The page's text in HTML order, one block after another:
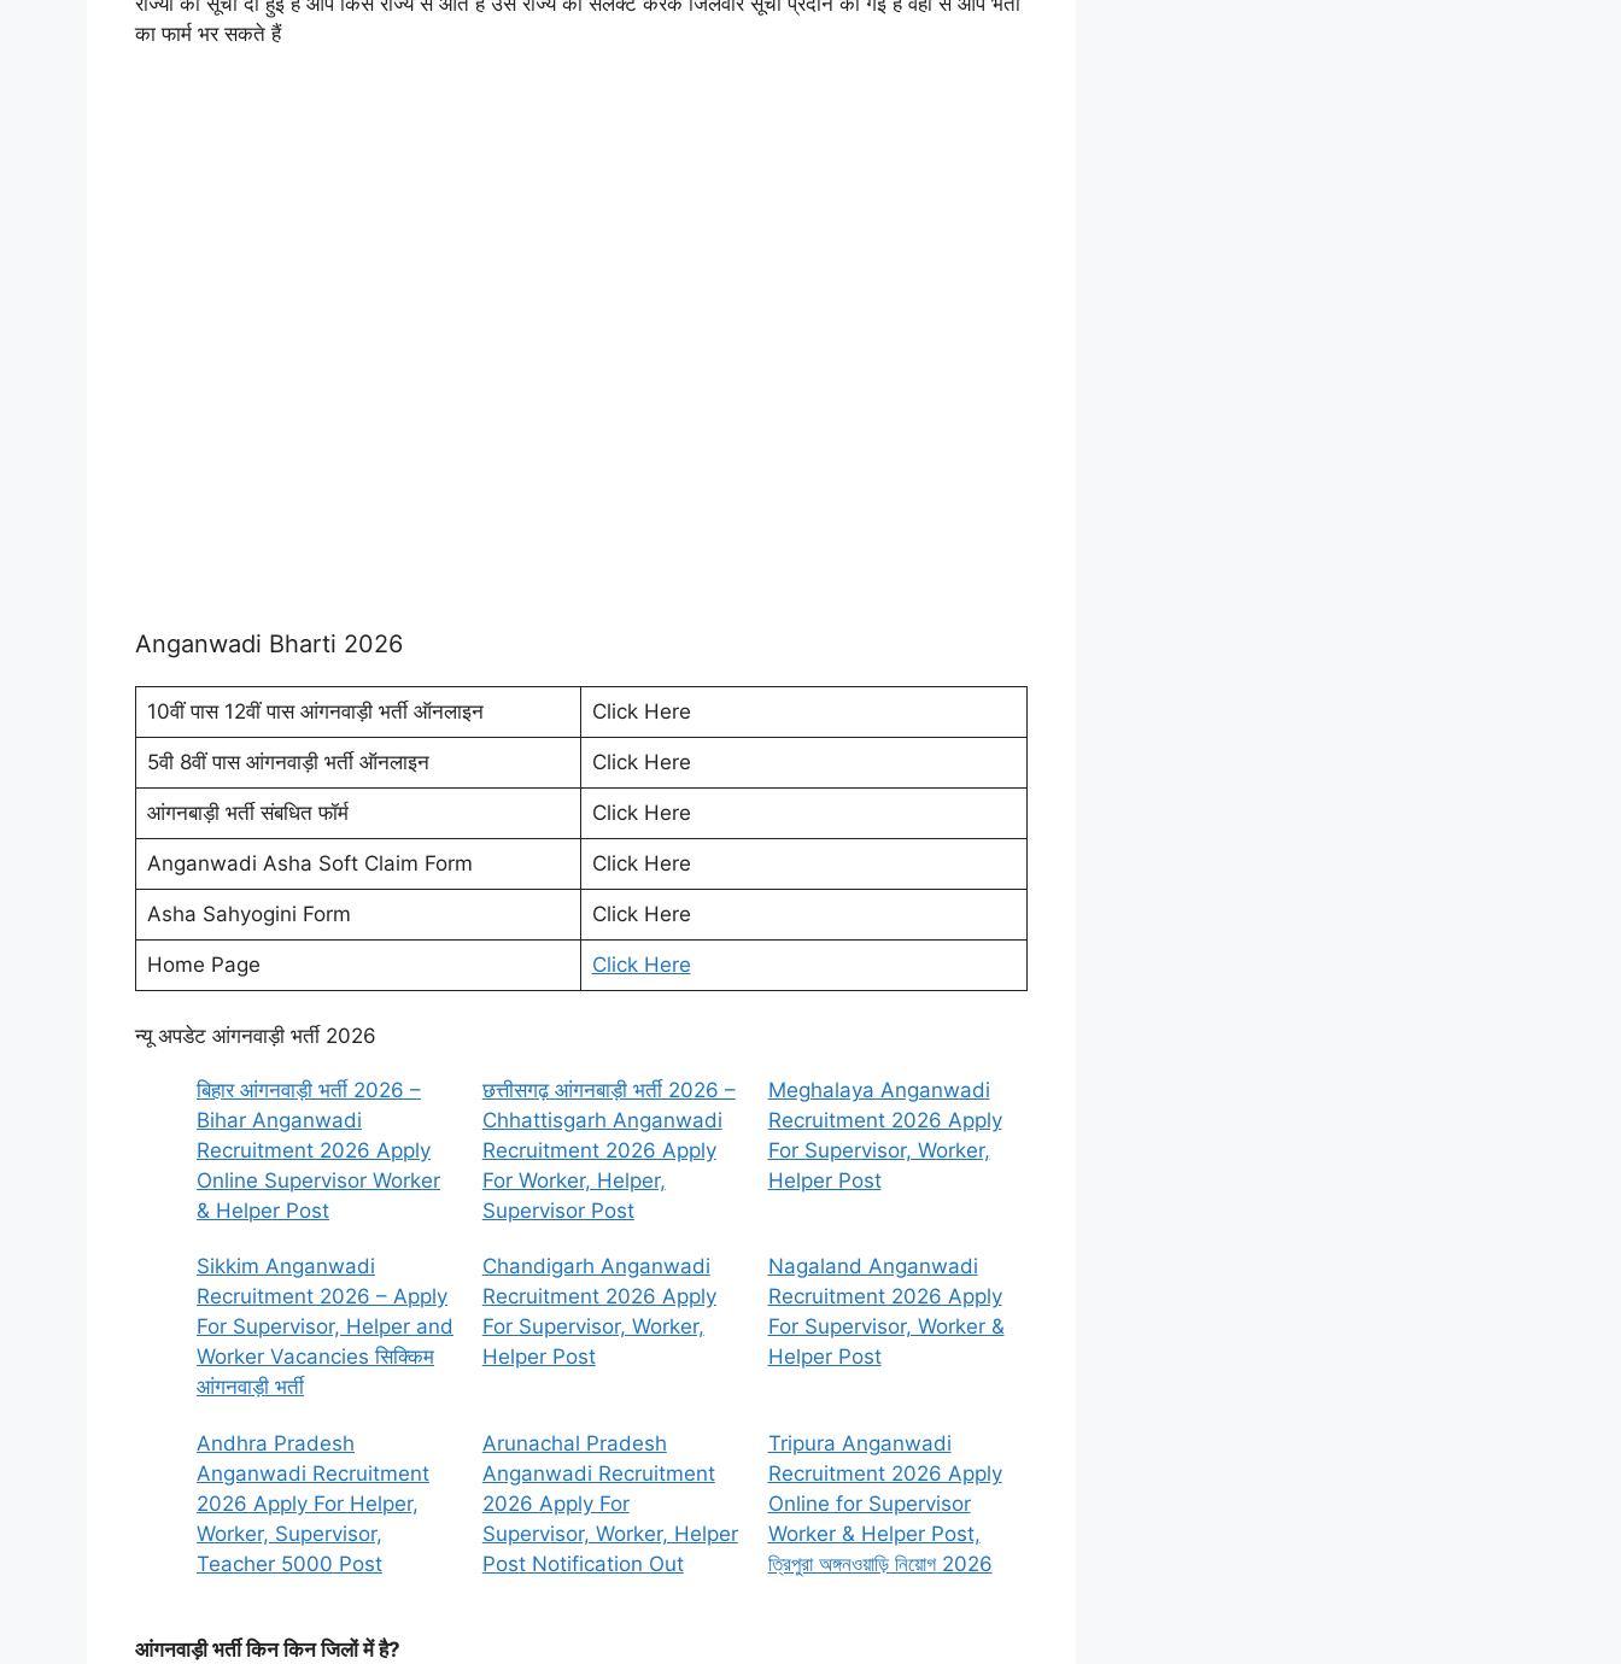
का फार्म भर सकते हैं
Anganwadi Bharti 2026
10वीं पास 12वीं पास आंगनवाड़ी भर्ती ऑनलाइन Click Here
5वी 8वीं पास आंगनवाड़ी भर्ती ऑनलाइन Click Here
आंगनबाड़ी भर्ती संबधित फॉर्म Click Here
Anganwadi Asha Soft Claim Form Click Here
Asha Sahyogini Form Click Here
Home Page Click Here
न्यू अपडेट आंगनवाड़ी भर्ती 2026
बिहार आंगनवाड़ी भर्ती 2026 –
Bihar Anganwadi
Recruitment 2026 Apply
Online Supervisor Worker
& Helper Post
छत्तीसगढ़ आंगनबाड़ी भर्ती 2026 –
Chhattisgarh Anganwadi
Recruitment 2026 Apply
For Worker, Helper,
Supervisor Post
Meghalaya Anganwadi
Recruitment 2026 Apply
For Supervisor, Worker,
Helper Post
Sikkim Anganwadi
Recruitment 2026 – Apply
For Supervisor, Helper and
Worker Vacancies सिक्किम
आंगनवाड़ी भर्ती
Chandigarh Anganwadi
Recruitment 2026 Apply
For Supervisor, Worker,
Helper Post
Nagaland Anganwadi
Recruitment 2026 Apply
For Supervisor, Worker &
Helper Post
Andhra Pradesh
Anganwadi Recruitment
2026 Apply For Helper,
Worker, Supervisor,
Teacher 5000 Post
Arunachal Pradesh
Anganwadi Recruitment
2026 Apply For
Supervisor, Worker, Helper
Post Notification Out
Tripura Anganwadi
Recruitment 2026 Apply
Online for Supervisor
Worker & Helper Post,
ত্রিপুরা অঙ্গনওয়াড়ি নিয়োগ 2026
आंगनवाड़ी भर्ती किन किन जिलों में है?